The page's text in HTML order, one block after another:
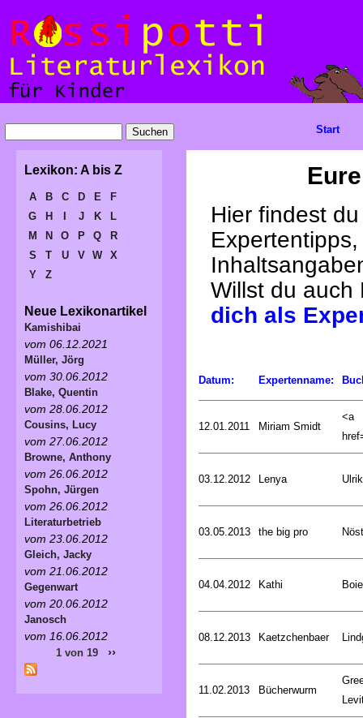
Hier findest
Willst du
dich als
Datum: Expertenname:
12.01.2011 Miriam Smidt
<a
03.12.2012 Lenya
03.05.2013 the big pro
04.04.2012 Kathi
08.12.2013 Kaetzchenbaer
11.02.2013 Bücherwurm
Start
Lexikon: A bis Z
A B C D E
F
G
H J K
L
M
N O P Q
R
S
T U V W
X
Y
Z
Neue Lexikonartikel
Kamishibai
vom 06.12.2021
Müller, Jörg
vom 30.06.2012
Blake, Quentin
vom 28.06.2012
Cousins, Lucy
vom 27.06.2012
Browne, Anthony
vom 26.06.2012
Spohn, Jürgen
vom 26.06.2012
Literaturbetrieb
vom 23.06.2012
Gleich, Jacky
vom 21.06.2012
Gegenwart
vom 20.06.2012
Janosch
vom 16.06.2012
1 von 19 ››